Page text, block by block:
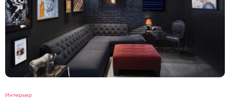
Интерьер